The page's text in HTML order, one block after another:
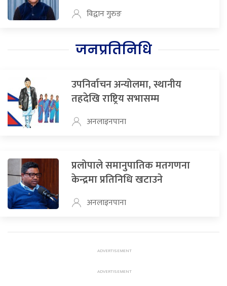
विद्वान गुरुङ
जनप्रतिनिधि
उपनिर्वाचन अन्योलमा, स्थानीय
तहदेखि राष्ट्रिय सभासम्म
अनलाइनपाना
प्रलोपाले समानुपातिक मतगणना
केन्द्रमा प्रतिनिधि खटाउने
अनलाइनपाना